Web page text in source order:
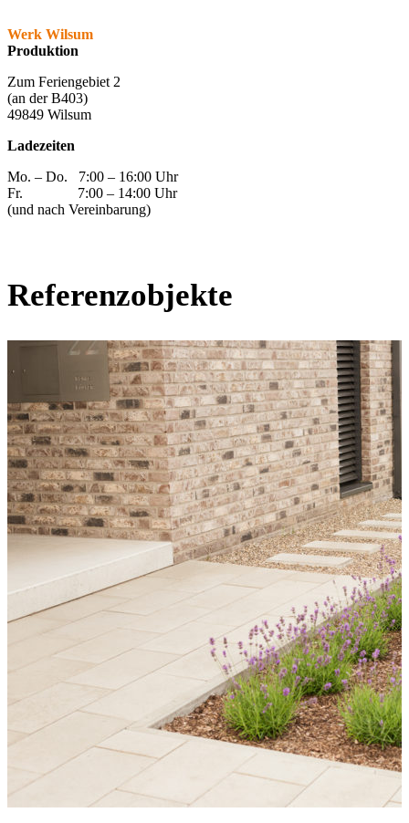
Werk Wilsum
Produktion
Zum Feriengebiet 2
(an der B403)
49849 Wilsum
Ladezeiten
Mo. – Do. 7:00 – 16:00 Uhr
Fr. 7:00 – 14:00 Uhr
(und nach Vereinbarung)
Referenzobjekte